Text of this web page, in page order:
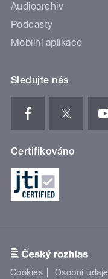
Audioarchiv
Podcasty
Mobilní aplikace
Sledujte nás
Certifikováno
Cookies Osobní údaje